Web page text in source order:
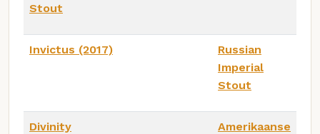
Stout
Invictus (2017)
Russian
Imperial
Stout
Divinity
Amerikaanse